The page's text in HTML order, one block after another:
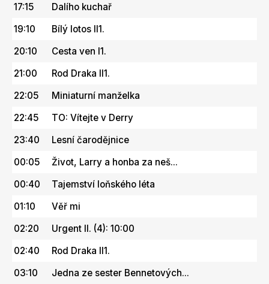
17:15
Dalího kuchař
19:10
Bílý lotos II1.
20:10
Cesta ven I1.
21:00
Rod Draka II1.
22:05
Miniaturní manželka
22:45
TO: Vítejte v Derry
23:40
Lesní čarodějnice
00:05
Život, Larry a honba za neš...
00:40
Tajemství loňského léta
01:10
Věř mi
02:20
Urgent II. (4): 10:00
02:40
Rod Draka II1.
03:10
Jedna ze sester Bennetových...